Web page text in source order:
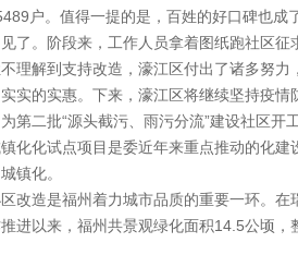
户。值得一提的是，百姓的好口碑也成
了。阶段来，工作人员拿着图纸跑社区
理解到支持改造，濠江区付出了诸多努
实的实惠。下来，濠江区将继续坚持疫
第二批“源头截污、雨污分流”建设社区开
化化试点项目是委近年来重点推动的化
镇化。
改造是福州着力城市品质的重要一环。
进以来，福州共景观绿化面积14.5公顷